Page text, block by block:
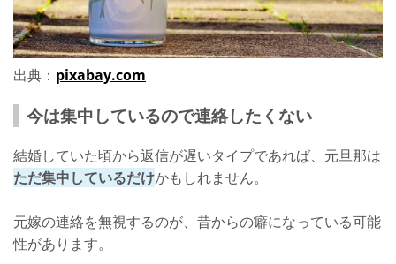
出典： pixabay.com
今は集中しているので連絡したくない
結婚していた頃から返信が遅いタイプであれば、元旦那は
ただ集中しているだけかもしれません。
元嫁の連絡を無視するのが、昔からの癖になっている可能
性があります。